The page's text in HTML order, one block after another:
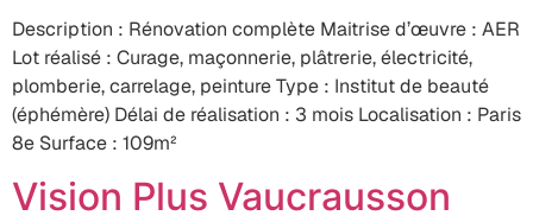
Description : Rénovation complète Maitrise d’œuvre : AER
Lot réalisé : Curage, maçonnerie, plâtrerie, électricité,
plomberie, carrelage, peinture Type : Institut de beauté
(éphémère) Délai de réalisation : 3 mois Localisation : Paris
8e Surface : 109m²
Vision Plus Vaucrausson